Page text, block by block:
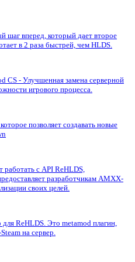
шаг вперед, который дает второе
в 2 раза быстрей, чем HLDS.
CS - Улучшенная замена серверной
игрового процесса.
позволяет создавать новые
с API ReHLDS,
разработчикам AMXX-
своих целей.
ReHLDS. Это metamod плагин,
на сервер.